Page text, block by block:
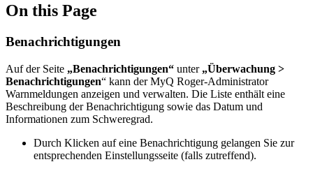
On this Page
Benachrichtigungen
Auf der Seite „Benachrichtigungen“ unter „Überwachung >
Benachrichtigungen“ kann der MyQ Roger-Administrator
Warnmeldungen anzeigen und verwalten. Die Liste enthält eine
Beschreibung der Benachrichtigung sowie das Datum und
Informationen zum Schweregrad.
Durch Klicken auf eine Benachrichtigung gelangen Sie zur
entsprechenden Einstellungsseite (falls zutreffend).